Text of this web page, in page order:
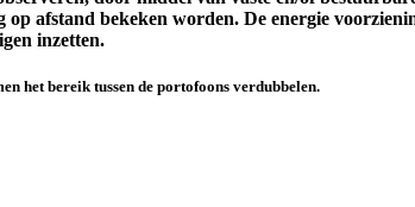
afstand bekeken worden. De energie
inzetten.
het bereik tussen de portofoons verdubbelen.